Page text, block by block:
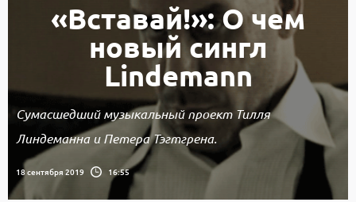
«Вставай!»: О чем
новый сингл
Lindemann
Сумасшедший музыкальный проект Тилля
Линдеманна и Петера Тэгтгрена.
18 сентября 2019 16:55